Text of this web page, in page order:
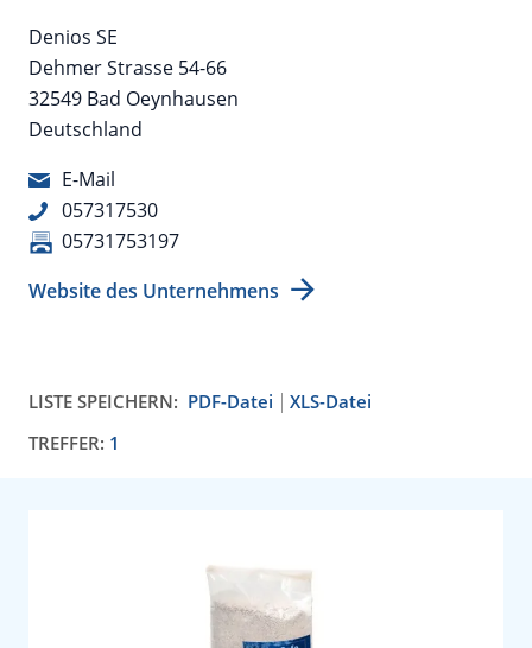
Denios SE
Dehmer Strasse 54-66
32549 Bad Oeynhausen
Deutschland
E-Mail
057317530
05731753197
Website des Unternehmens
LISTE SPEICHERN: PDF-Datei
XLS-Datei
TREFFER: 1